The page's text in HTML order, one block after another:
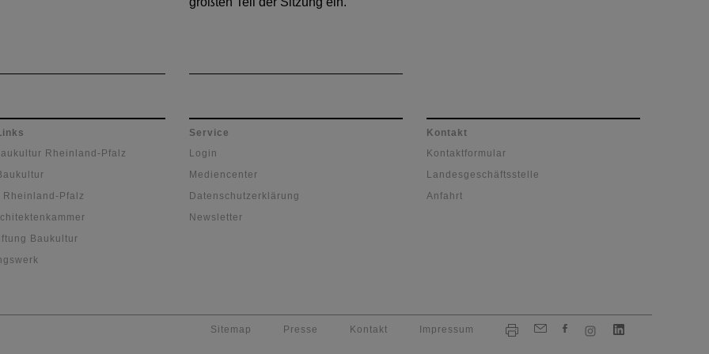
Rheinland-Pfalz
Rheinland-Pfalz
Baukultur
Service
Login
Mediencenter
Datenschutzerklärung
Newsletter
Kontakt
Kontaktformular
Landesgeschäftsstelle
Anfahrt
Sitemap Presse Kontakt Impressum